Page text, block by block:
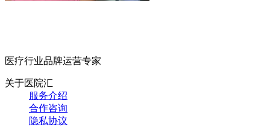
医疗行业品牌运营专家
关于医院汇
服务介绍
合作咨询
隐私协议